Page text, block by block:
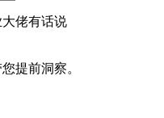
佬有话说
提前洞察。